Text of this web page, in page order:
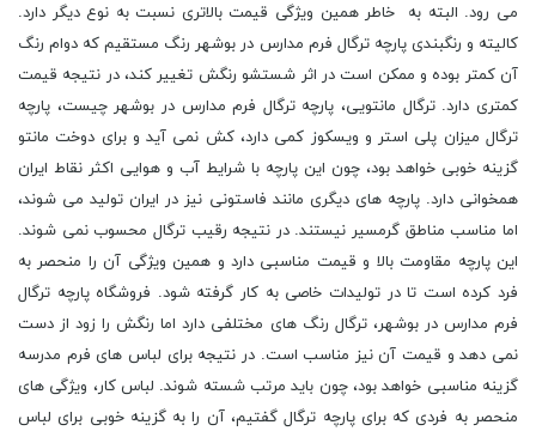
می رود. البته به خاطر همین ویژگی قیمت بالاتری نسبت به نوع دیگر دارد.
کالیته و رنگبندی پارچه ترگال فرم مدارس در بوشهر رنگ مستقیم که دوام رنگ
آن کمتر بوده و ممکن است در اثر شستشو رنگش تغییر کند، در نتیجه قیمت
کمتری دارد. ترگال مانتویی، پارچه ترگال فرم مدارس در بوشهر چیست، پارچه
ترگال میزان پلی استر و ویسکوز کمی دارد، کش نمی آید و برای دوخت مانتو
گزینه خوبی خواهد بود، چون این پارچه با شرایط آب و هوایی اکثر نقاط ایران
همخوانی دارد. پارچه های دیگری مانند فاستونی نیز در ایران تولید می شوند،
اما مناسب مناطق گرمسیر نیستند. در نتیجه رقیب ترگال محسوب نمی شوند.
این پارچه مقاومت بالا و قیمت مناسبی دارد و همین ویژگی آن را منحصر به
فرد کرده است تا در تولیدات خاصی به کار گرفته شود. فروشگاه پارچه ترگال
فرم مدارس در بوشهر، ترگال رنگ های مختلفی دارد اما رنگش را زود از دست
نمی دهد و قیمت آن نیز مناسب است. در نتیجه برای لباس های فرم مدرسه
گزینه مناسبی خواهد بود، چون باید مرتب شسته شوند. لباس کار، ویژگی های
منحصر به فردی که برای پارچه ترگال گفتیم، آن را به گزینه خوبی برای لباس